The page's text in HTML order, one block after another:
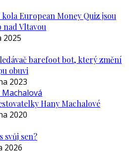
European Money Quiz jsou
Vltavou
2025
barefoot bot, který změní
obuvi
2023
Hany Machalové
2020
svůj sen?
2026